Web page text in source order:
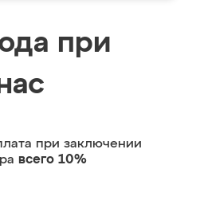
при
при заключении
всего 10%